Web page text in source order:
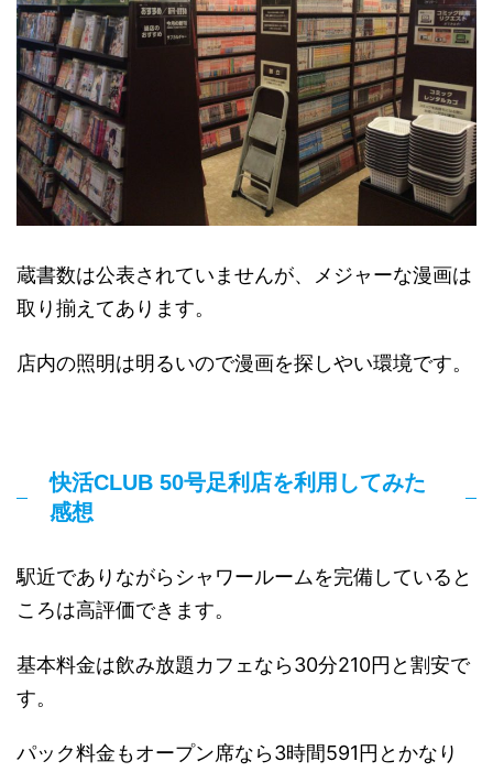
蔵書数は公表されていませんが、メジャーな漫画は
取り揃えてあります。
店内の照明は明るいので漫画を探しやい環境です。
快活CLUB 50号足利店を利用してみた
感想
駅近でありながらシャワールームを完備していると
ころは高評価できます。
基本料金は飲み放題カフェなら30分210円と割安で
す。
パック料金もオープン席なら3時間591円とかなり